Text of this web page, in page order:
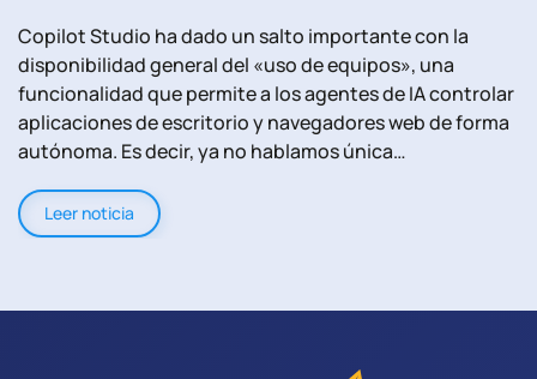
Copilot Studio ha dado un salto importante con la
disponibilidad general del «uso de equipos», una
funcionalidad que permite a los agentes de IA controlar
aplicaciones de escritorio y navegadores web de forma
autónoma. Es decir, ya no hablamos única…
Leer noticia